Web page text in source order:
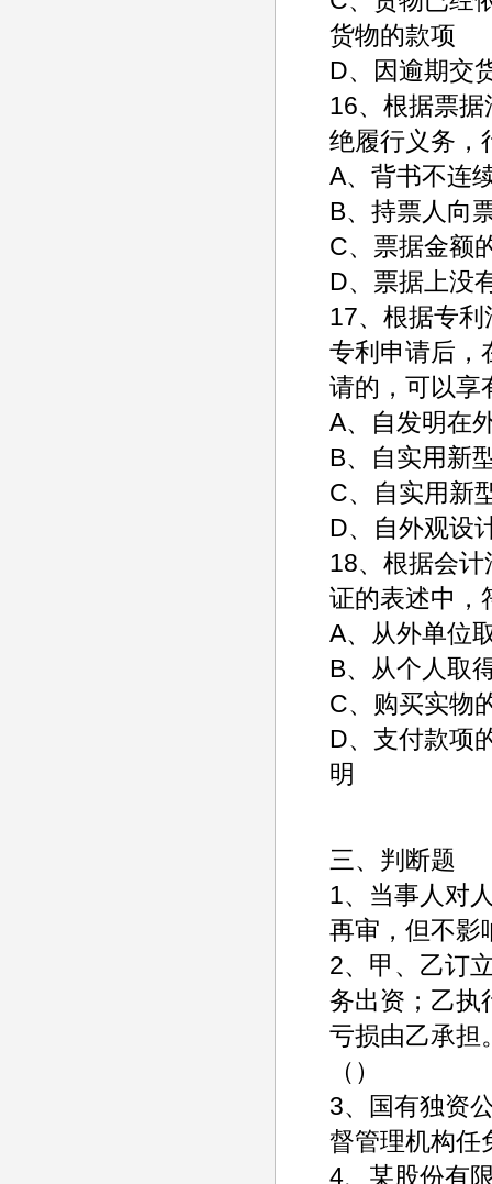
货物的款项
D、因逾期交
16、根据票
绝履行义务，
A、背书不连
B、持票人向
C、票据金额
D、票据上没
17、根据专
专利申请后，
请的，可以享
A、自发明在
B、自实用新
C、自实用新
D、自外观
18、根据会
证的表述中，
A、从外单位
B、从个人取
C、购买实物
D、支付款项
明
三、判断题
1、当事人对
再审，但不影
2、甲、乙订
务出资；乙执
亏损由乙承担
（）
3、国有独资
督管理机构任
4、某股份有